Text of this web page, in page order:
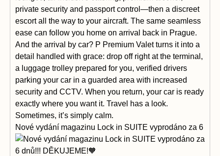
Nové vydání magazinu Lock in SUITE vyprodáno za 6